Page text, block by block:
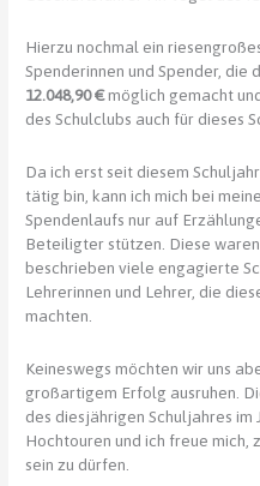
Hierzu nochmal ein
Spenderinnen und Spender, die
12.048,90 €möglich gemacht
des Schulclubs auch für dieses
Da ich erst seit diesem
tätig bin, kann ich mich bei
Spendenlaufs nur auf
Beteiligter stützen. Diese
beschrieben viele engagierte
Lehrerinnen und Lehrer, die
machten.
Keineswegs möchten wir uns
großartigem Erfolg ausruhen.
des diesjährigen Schuljahres im
Hochtouren und ich freue mich,
sein zu dürfen.